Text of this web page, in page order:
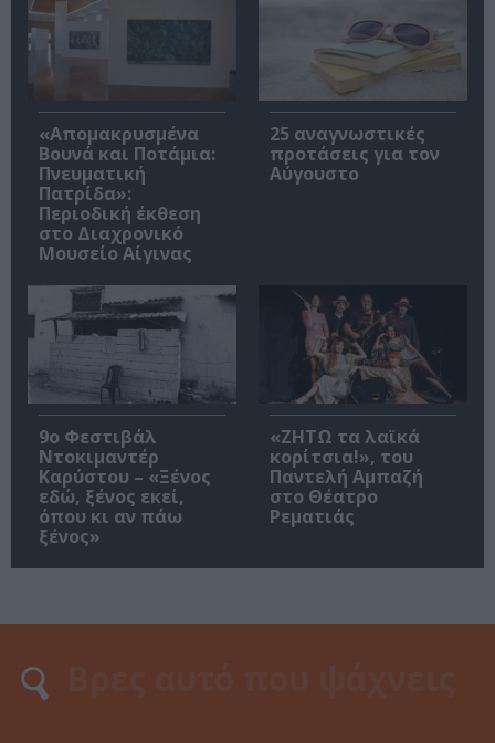
«Απομακρυσμένα
Βουνά και Ποτάμια:
Πνευματική
Πατρίδα»:
Περιοδική έκθεση
στο Διαχρονικό
Μουσείο Αίγινας
25 αναγνωστικές
προτάσεις για τον
Αύγουστο
9ο Φεστιβάλ
Ντοκιμαντέρ
Καρύστου – «Ξένος
εδώ, ξένος εκεί,
όπου κι αν πάω
ξένος»
«ΖΗΤΩ τα λαϊκά
κορίτσια!», του
Παντελή Αμπαζή
στο Θέατρο
Ρεματιάς